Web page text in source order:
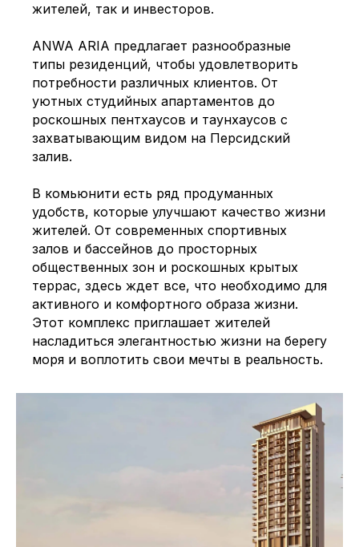
жителей, так и инвесторов.
ANWA ARIA предлагает разнообразные
типы резиденций, чтобы удовлетворить
потребности различных клиентов. От
уютных студийных апартаментов до
роскошных пентхаусов и таунхаусов с
захватывающим видом на Персидский
залив.
В комьюнити есть ряд продуманных
удобств, которые улучшают качество жизни
жителей. От современных спортивных
залов и бассейнов до просторных
общественных зон и роскошных крытых
террас, здесь ждет все, что необходимо для
активного и комфортного образа жизни.
Этот комплекс приглашает жителей
насладиться элегантностью жизни на берегу
моря и воплотить свои мечты в реальность.